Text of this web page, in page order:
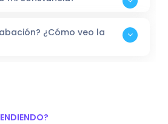
¿Cómo veo la